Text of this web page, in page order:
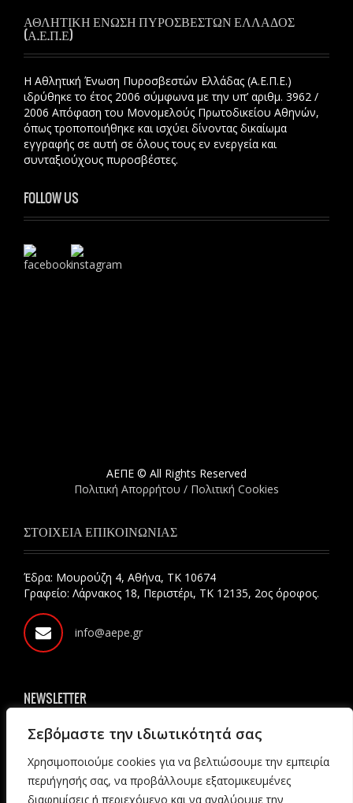
Σεβόμαστε την ιδιωτικότητά σας
Χρησιμοποιούμε cookies για να βελτιώσουμε την εμπειρία
περιήγησής σας, να προβάλλουμε εξατομικευμένες
διαφημίσεις ή περιεχόμενο και να αναλύουμε την
ΑΘΛΗΤΙΚΗ ΕΝΩΣΗ ΠΥΡΟΣΒΕΣΤΩΝ ΕΛΛΑΔΟΣ
(Α.Ε.Π.Ε)
Η Αθλητική Ένωση Πυροσβεστών Ελλάδας (Α.Ε.Π.Ε.)
ιδρύθηκε το έτος 2006 σύμφωνα με την υπ’ αριθμ. 3962 /
2006 Απόφαση του Μονομελούς Πρωτοδικείου Αθηνών,
όπως τροποποιήθηκε και ισχύει δίνοντας δικαίωμα
εγγραφής σε αυτή σε όλους τους εν ενεργεία και
συνταξιούχους πυροσβέστες.
FOLLOW US
ΑΕΠΕ © All Rights Reserved
Πολιτική Απορρήτου / Πολιτική Cookies
ΣΤΟΙΧΕΙΑ ΕΠΙΚΟΙΝΩΝΙΑΣ
Έδρα: Μουρούζη 4, Αθήνα, ΤΚ 10674
Γραφείο: Λάρνακος 18, Περιστέρι, ΤΚ 12135, 2ος όροφος.
info@aepe.gr
NEWSLETTER
ΕΓΓΡΑΦΗ